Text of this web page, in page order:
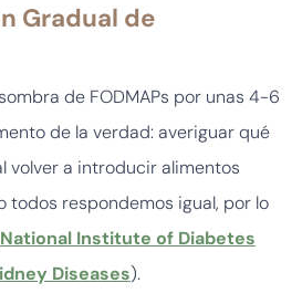
Gradual de
de FODMAPs por unas 4-6
de la verdad: averiguar qué
volver a introducir alimentos
todos respondemos igual, por lo
National Institute of Diabetes
Diseases).